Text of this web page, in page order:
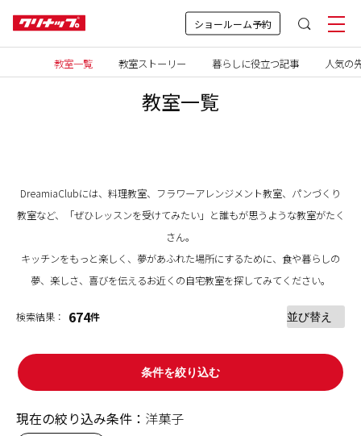
ショールーム予約
教室一覧
DreamiaClubには、料理教室、フラワーアレンジメント教室、パンづくり
教室など、「ぜひレッスンを受けてみたい」と誰もが思うような教室がたく
さん。
キッチンをもっと楽しく、夢があふれた場所にするために、食や暮らしの
夢、楽しさ、喜びを伝えるお近くの自宅教室を探してみてください。
教室一覧 教室ストーリー 暮らしに役立つ記事 人気の
検索結果： 674件
条件を絞り込む
現在の絞り込み条件： 洋菓子